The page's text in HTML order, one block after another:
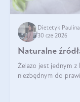
Dietetyk
30 cze 2026
Naturalne
Żelazo jest jednym z
niezbędnym do